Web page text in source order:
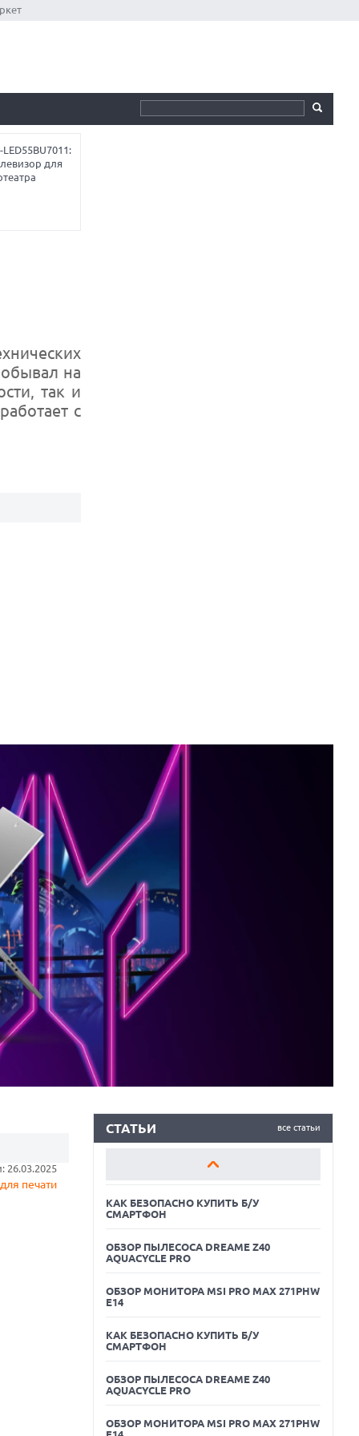
для
на
так и
с
26.03.2025
печати
все статьи
СТАТЬИ
КАК БЕЗОПАСНО КУПИТЬ Б/У
СМАРТФОН
ОБЗОР ПЫЛЕСОСА DREAME Z40
AQUACYCLE PRO
ОБЗОР ПЫЛЕСОСА DREAME Z40
AQUACYCLE PRO
ОБЗОР МОНИТОРА MSI PRO MAX 271PHW
КАК БЕЗОПАСНО КУПИТЬ Б/У
СМАРТФОН
ОБЗОР ПЫЛЕСОСА DREAME Z40
AQUACYCLE PRO
ОБЗОР МОНИТОРА MSI PRO MAX 271PHW
E14
КАК БЕЗОПАСНО КУПИТЬ Б/У
СМАРТФОН
ОБЗОР ПЫЛЕСОСА DREAME Z40
AQUACYCLE PRO
ОБЗОР МОНИТОРА MSI PRO MAX 271PHW
РЕКОРДНАЯ ВЫРУЧКА AMD ЗА СЧЕТ
ДАТА-ЦЕНТРОВ КОМПЕНСИРУЕТ СПАД
05.08.2026